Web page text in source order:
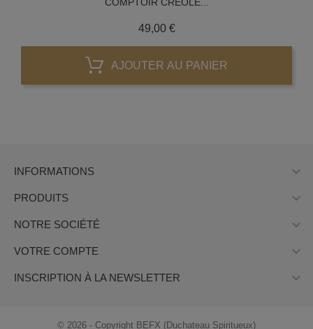
49,00 €Prix
AJOUTER AU PANIER
INFORMATIONS 
PRODUITS 
NOTRE SOCIÉTÉ 
VOTRE COMPTE 
INSCRIPTION À LA NEWSLETTER 
© 2026 - Copyright BEFX (Duchateau Spiritueux)